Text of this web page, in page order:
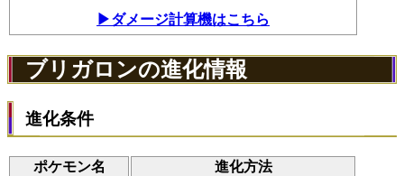
▶ダメージ計算機はこちら
ブリガロンの進化情報
進化条件
ポケモン名 進化方法